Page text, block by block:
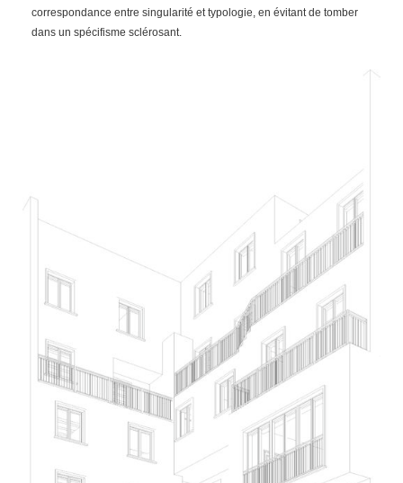
correspondance entre singularité et typologie, en évitant de tomber
dans un spécifisme sclérosant.